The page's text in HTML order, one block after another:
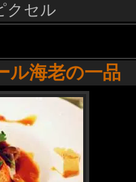
クセル
ル海老の一品